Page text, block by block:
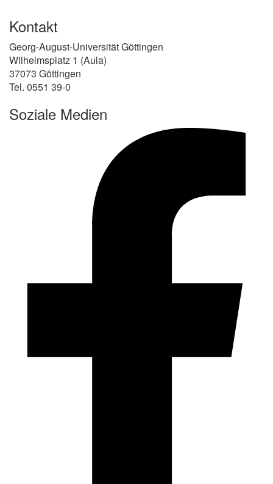
Kontakt
Georg-August-Universität Göttingen
Wilhelmsplatz 1 (Aula)
37073 Göttingen
Tel. 0551 39-0
Soziale Medien